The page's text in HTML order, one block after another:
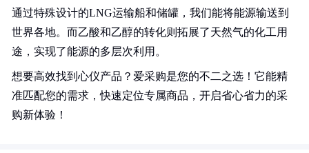
通过特殊设计的LNG运输船和储罐，我们能将能源输送到
世界各地。而乙酸和乙醇的转化则拓展了天然气的化工用
途，实现了能源的多层次利用。
想要高效找到心仪产品？爱采购是您的不二之选！它能精
准匹配您的需求，快速定位专属商品，开启省心省力的采
购新体验！